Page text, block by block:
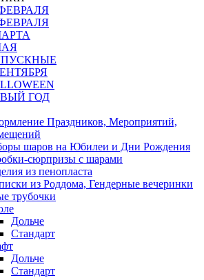
ГОД
Праздников, Мероприятий,
шаров на Юбилеи и Дни Рождения
сюрпризы с шарами
из пенопласта
из Роддома, Гендерные вечеринки
трубочки
Дольче
Стандарт
Дольче
Стандарт